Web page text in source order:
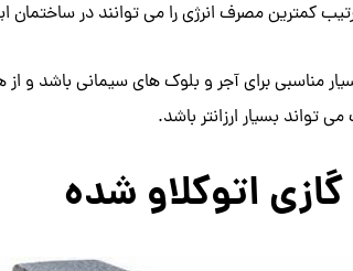
کمترین مصرف انرژی را می توانند در ساختمان
مناسبی برای آجر و بلوک های سیمانی باشد و از
بسیار ارزانتر باشد.
اتوکلاو شده